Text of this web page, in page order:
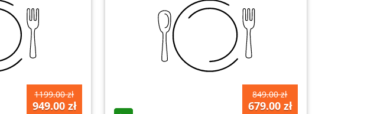
1199.00 zł
949.00 zł
849.00 zł
679.00 zł